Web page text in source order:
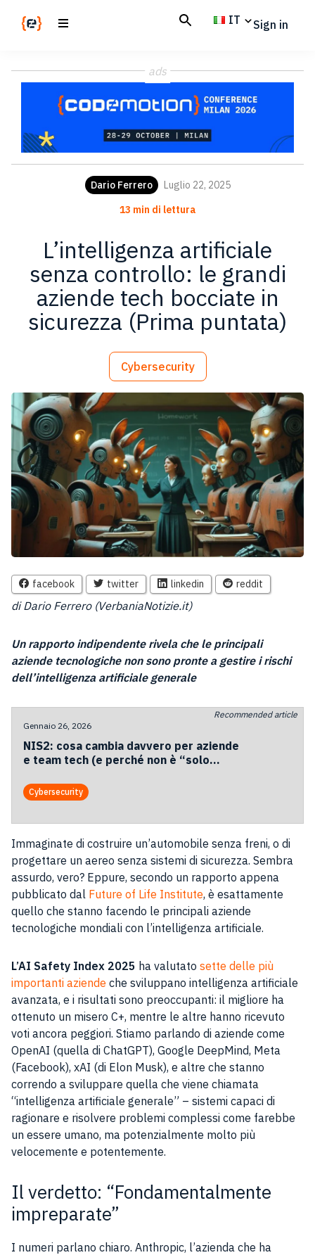
Magazine
code
IT Sign in
ads
Dario Ferrero
Luglio 22, 2025
13 min di lettura
L’intelligenza artificiale
senza controllo: le grandi
aziende tech bocciate in
sicurezza (Prima puntata)
Cybersecurity
facebook twitter linkedin reddit
di Dario Ferrero (VerbaniaNotizie.it)
Un rapporto indipendente rivela che le principali
aziende tecnologiche non sono pronte a gestire i rischi
dell’intelligenza artificiale generale
Recommended article
Gennaio 26, 2026
NIS2: cosa cambia davvero per aziende
e team tech (e perché non è “solo
Cybersecurity
Immaginate di costruire un’automobile senza freni, o di
progettare un aereo senza sistemi di sicurezza. Sembra
assurdo, vero? Eppure, secondo un rapporto appena
pubblicato dal Future of Life Institute, è esattamente
quello che stanno facendo le principali aziende
tecnologiche mondiali con l’intelligenza artificiale.
L’AI Safety Index 2025 ha valutato sette delle più
importanti aziende che sviluppano intelligenza artificiale
avanzata, e i risultati sono preoccupanti: il migliore ha
ottenuto un misero C+, mentre le altre hanno ricevuto
voti ancora peggiori. Stiamo parlando di aziende come
OpenAI (quella di ChatGPT), Google DeepMind, Meta
(Facebook), xAI (di Elon Musk), e altre che stanno
correndo a sviluppare quella che viene chiamata
“intelligenza artificiale generale” – sistemi capaci di
ragionare e risolvere problemi complessi come farebbe
un essere umano, ma potenzialmente molto più
velocemente e potentemente.
Il verdetto: “Fondamentalmente
impreparate”
I numeri parlano chiaro. Anthropic, l’azienda che ha